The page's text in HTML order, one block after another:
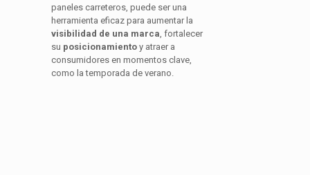
paneles carreteros, puede ser una
herramienta eficaz para aumentar la
visibilidad de una marca , fortalecer
su posicionamiento y atraer a
consumidores en momentos clave,
como la temporada de verano.